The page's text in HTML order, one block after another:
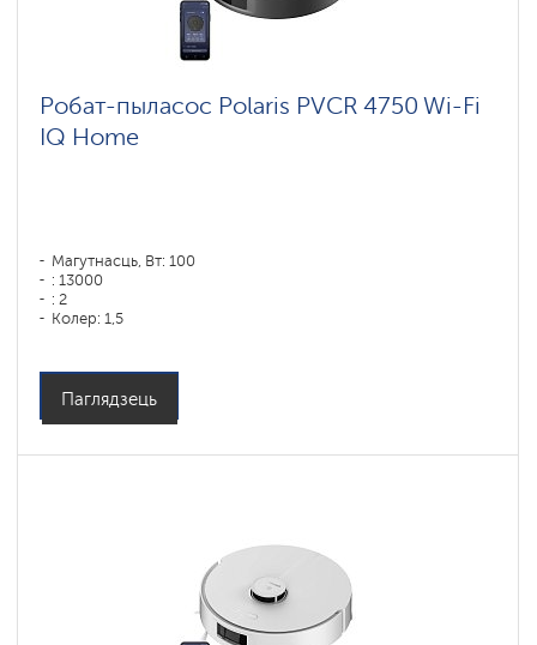
Робат-пыласос Polaris PVCR 4750 Wi-Fi
IQ Home
Магутнасць, Вт: 100
: 13000
: 2
Колер: 1,5
Бакавыя шчоткі: 1
Паглядзець